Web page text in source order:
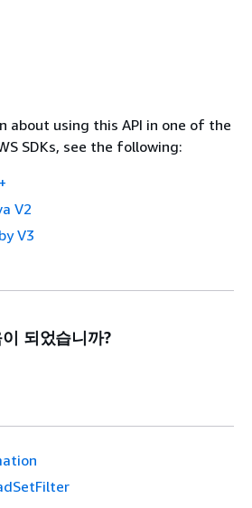
about using this API in one of the
SDKs, see the following:
V2
V3
되었습니까?